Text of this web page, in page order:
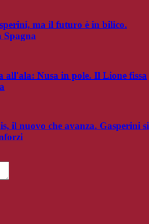
ma il futuro è in bilico.
Spagna
all'ala: Nusa in pole. Il Lione fissa
il nuovo che avanza. Gasperini si